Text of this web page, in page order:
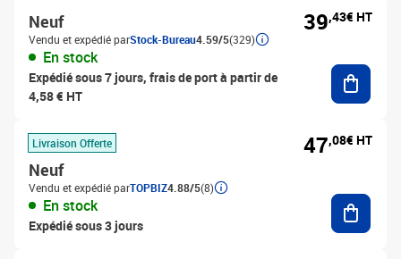
Neuf
Vendu et expédié parStock-Bureau4.59/5(329)
En stock
Expédié sous 7 jours, frais de port à partir de
4,58 € HT
39,43€ HT
Livraison Offerte
Neuf
Vendu et expédié parTOPBIZ4.88/5(8)
En stock
Expédié sous 3 jours
47,08€ HT